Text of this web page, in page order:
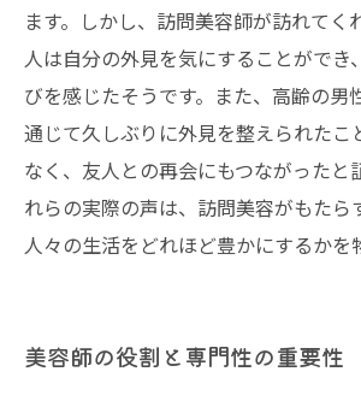
ます。しかし、訪問美容師が訪れてく
人は自分の外見を気にすることができ
びを感じたそうです。また、高齢の男
通じて久しぶりに外見を整えられたこ
なく、友人との再会にもつながったと
れらの実際の声は、訪問美容がもたら
人々の生活をどれほど豊かにするかを
美容師の役割と専門性の重要性